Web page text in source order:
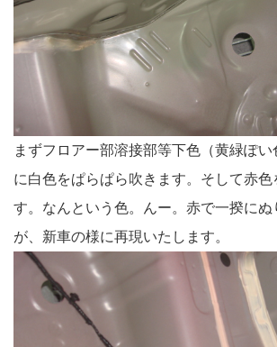
まずフロアー部溶接部等下色（黄緑ぽ
に白色をぱらぱら吹きます。そして赤色
す。なんという色。んー。赤で一揆にぬ
が、新車の様に再現いたします。